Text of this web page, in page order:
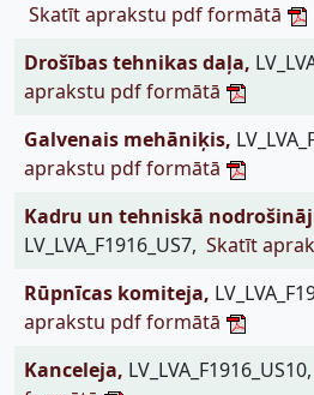
Skatīt aprakstu pdf formātā
Drošības tehnikas daļa,
aprakstu pdf formātā
Galvenais mehāniķis,
aprakstu pdf formātā
Kadru un tehniskā
LV_LVA_F1916_US7, Skatīt
Rūpnīcas komiteja,
aprakstu pdf formātā
Kanceleja, LV_LVA_F1916_US10,